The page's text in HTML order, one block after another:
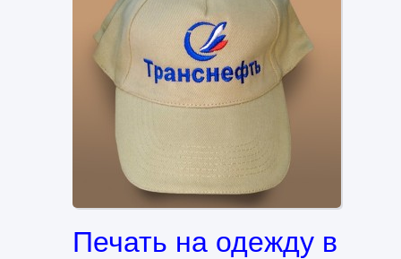
Печать на одежду в